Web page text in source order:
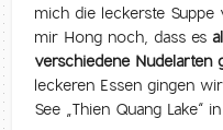
mich die leckerste
mir Hong noch, dass es
verschiedene Nudelarten
leckeren Essen gingen
See „Thien Quang Lake“